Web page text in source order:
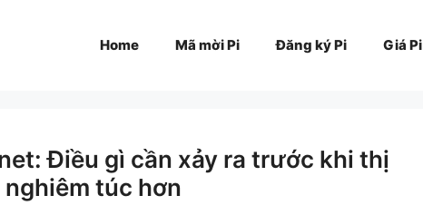
Home Mã mời Pi Đăng ký Pi Giá Pi
Điều gì cần xảy ra trước khi thị
túc hơn